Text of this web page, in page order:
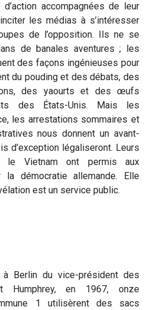
accompagnées de leur
les médias à s’intéresser
de l’opposition. Ils ne se
de banales aventures ; les
des façons ingénieuses pour
du pouding et des débats, des
des yaourts et des œufs
des États-Unis. Mais les
les arrestations sommaires et
nous donnent un avant-
d’exception légaliseront. Leurs
le Vietnam ont permis aux
démocratie allemande. Elle
est un service public.
Berlin du vice-président des
Humphrey, en 1967, onze
1 utilisèrent des sacs